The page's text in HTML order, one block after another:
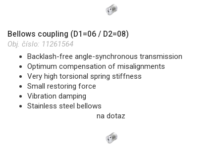
Bellows coupling (D1=06 / D2=08)
Obj. číslo: 11261564
Backlash-free angle-synchronous transmission
Optimum compensation of misalignments
Very high torsional spring stiffness
Small restoring force
Vibration damping
Stainless steel bellows
na dotaz